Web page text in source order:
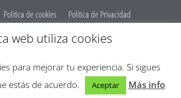
Política de cookies
Política de Privacidad
Obenus Servicios Digitales
web utiliza cookies
para mejorar tu experiencia. Si sigues
estás de acuerdo.
Aceptar Más info
Seraphinite Accelerator
speed to be attractive for people and search engines.